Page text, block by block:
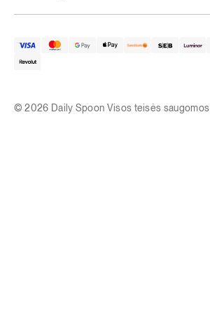
© 2026 Daily Spoon Visos teisės saugomos